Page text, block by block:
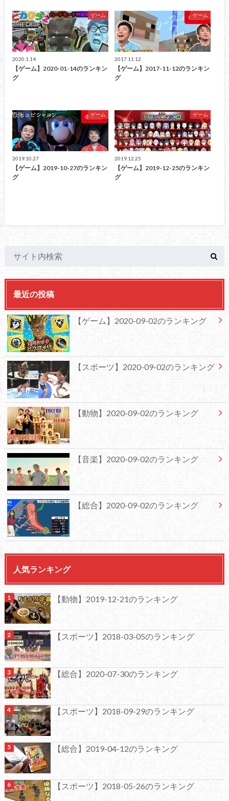
ゲーム
2020.1.14
【ゲーム】2020-01-14のランキン
グ
ゲーム
2017.11.12
【ゲーム】2017-11-12のランキン
グ
ゲーム
2019.10.27
【ゲーム】2019-10-27のランキン
グ
ゲーム
2019.12.25
【ゲーム】2019-12-25のランキン
グ
最近の投稿
【ゲーム】2020-09-02のランキング
【スポーツ】2020-09-02のランキング
【動物】2020-09-02のランキング
【音楽】2020-09-02のランキング
【総合】2020-09-02のランキング
人気ランキング
【動物】2019-12-21のランキング
【スポーツ】2018-03-05のランキング
【総合】2020-07-30のランキング
【スポーツ】2018-09-29のランキング
【総合】2019-04-12のランキング
【スポーツ】2018-05-26のランキング